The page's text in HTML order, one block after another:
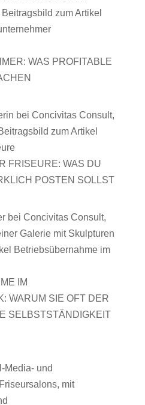
WAS PROFITABLE
FRISEURE: WAS DU
POSTEN SOLLST
IM
WARUM SIE OFT DER
SELBSTSTÄNDIGKEIT